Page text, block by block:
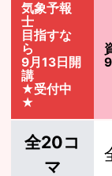
気象予報
士
目指すな
ら
9月13日開
講
★受付中
★
全20コ
マ